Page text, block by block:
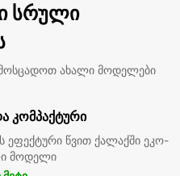
სრული
ახალი მოდელები
კომპაქტური
ეფექტური წვით ქალაქში ეკო-
მოდელი